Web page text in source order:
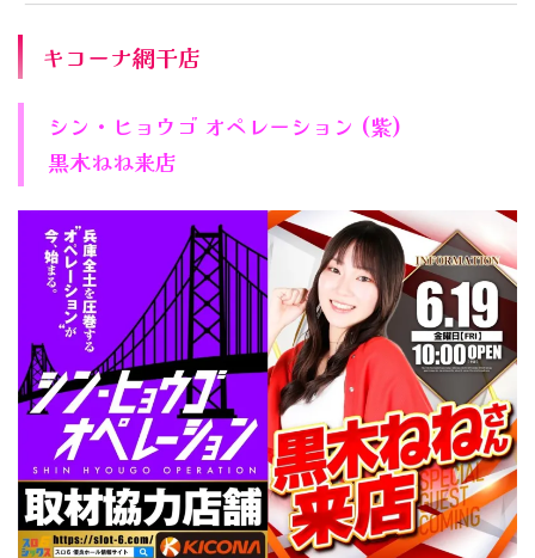
キコーナ網干店
シン・ヒョウゴ オペレーション (紫)
黒木ねね来店